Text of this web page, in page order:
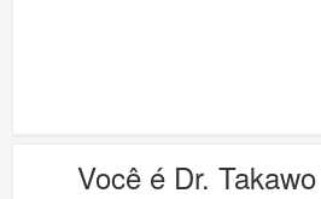
Você é Dr.